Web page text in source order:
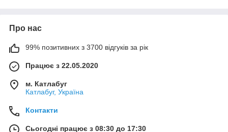
Наші менеджери із задоволенням допоможуть підібрати
для Вас товар для будь свята.
Про нас
99% позитивних з 3700 відгуків за рік
Працює з 22.05.2020
м. Катлабуг
Катлабуг, Україна
Контакти
Сьогодні працює з 08:30 до 17:30